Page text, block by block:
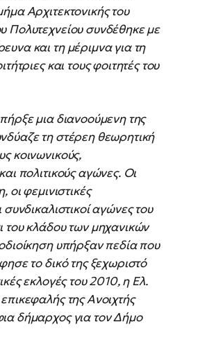
Αρχιτεκτονικής του
Πολυτεχνείου συνδέθηκε με
και τη μέριμνα για τη
και τους φοιτητές του
μια διανοούμενη της
τη στέρεη θεωρητική
κοινωνικούς,
πολιτικούς αγώνες. Οι
οι φεμινιστικές
συνδικαλιστικοί αγώνες του
του κλάδου των μηχανικών
υπήρξαν πεδία που
το δικό της ξεχωριστό
εκλογές του 2010, η Ελ.
της Ανοιχτής
δήμαρχος για τον Δήμο